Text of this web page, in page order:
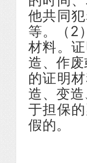
他共同
等。（2
材料。
造、作
的证明
造、变
于担保
假的。